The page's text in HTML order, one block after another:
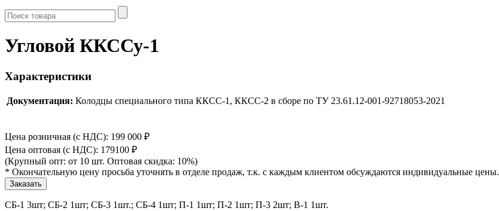
Угловой ККССу-1
Характеристики
Документация: Колодцы специального типа ККСС-1, ККСС-2 в сборе по ТУ 23.61.12-001-92718053-2021
Цена розничная (с НДС): 199 000 ₽
Цена оптовая (с НДС): 179100 ₽
(Крупный опт: от 10 шт. Оптовая скидка: 10%)
* Окончательную цену просьба уточнять в отделе продаж, т.к. с каждым клиентом обсуждаются индивидуальные цены.
СБ-1 3шт; СБ-2 1шт; СБ-3 1шт.; СБ-4 1шт; П-1 1шт; П-2 1шт; П-3 2шт; В-1 1шт.